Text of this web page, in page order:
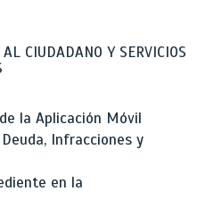
CIUDADANO Y SERVICIOS
la Aplicación Móvil
Infracciones y
en la